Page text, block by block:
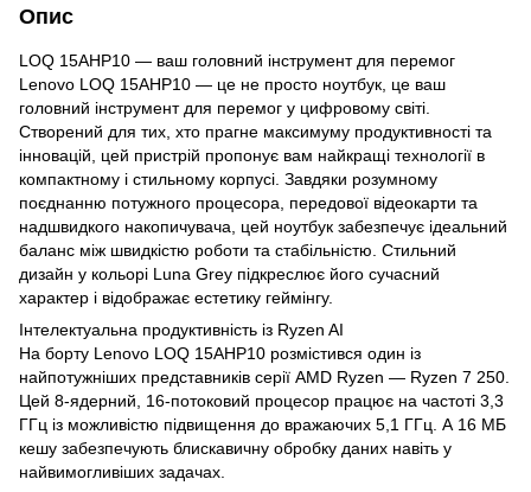
Опис
LOQ 15AHP10 — ваш головний інструмент для перемог
Lenovo LOQ 15AHP10 — це не просто ноутбук, це ваш
головний інструмент для перемог у цифровому світі.
Створений для тих, хто прагне максимуму продуктивності та
інновацій, цей пристрій пропонує вам найкращі технології в
компактному і стильному корпусі. Завдяки розумному
поєднанню потужного процесора, передової відеокарти та
надшвидкого накопичувача, цей ноутбук забезпечує ідеальний
баланс між швидкістю роботи та стабільністю. Стильний
дизайн у кольорі Luna Grey підкреслює його сучасний
характер і відображає естетику геймінгу.
Інтелектуальна продуктивність із Ryzen AI
На борту Lenovo LOQ 15AHP10 розмістився один із
найпотужніших представників серії AMD Ryzen — Ryzen 7 250.
Цей 8-ядерний, 16-потоковий процесор працює на частоті 3,3
ГГц із можливістю підвищення до вражаючих 5,1 ГГц. А 16 МБ
кешу забезпечують блискавичну обробку даних навіть у
найвимогливіших задачах.